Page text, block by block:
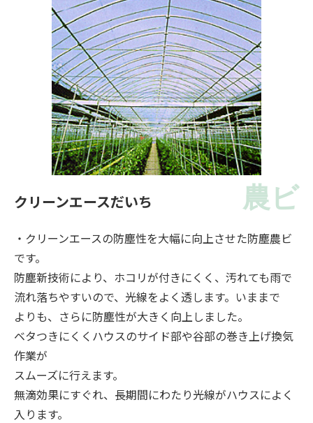
農ビ
クリーンエースだいち
・クリーンエースの防塵性を大幅に向上させた防塵農ビ
です。
防塵新技術により、ホコリが付きにくく、汚れても雨で
流れ落ちやすいので、光線をよく透します。いままで
よりも、さらに防塵性が大きく向上しました。
ベタつきにくくハウスのサイド部や谷部の巻き上げ換気
作業が
スムーズに行えます。
無滴効果にすぐれ、長期間にわたり光線がハウスによく
入ります。